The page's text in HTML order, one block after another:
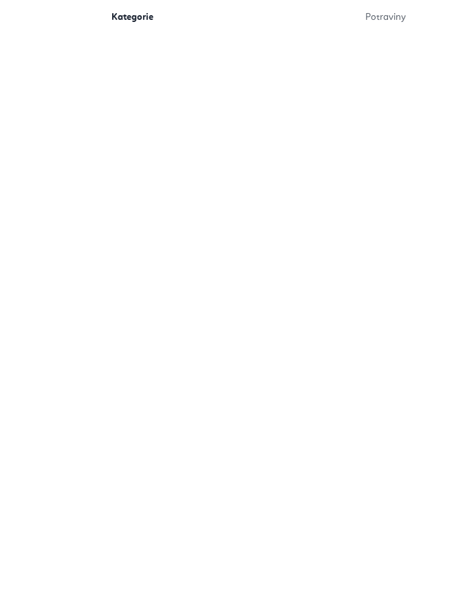
Kategorie Potraviny